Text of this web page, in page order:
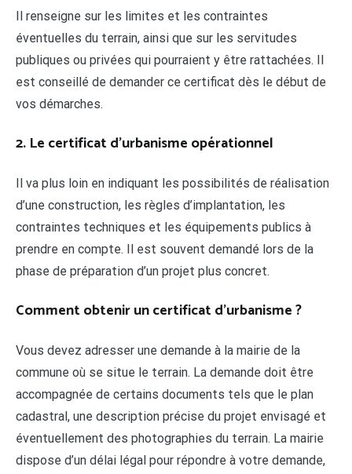
Il renseigne sur les limites et les contraintes
éventuelles du terrain, ainsi que sur les servitudes
publiques ou privées qui pourraient y être rattachées. Il
est conseillé de demander ce certificat dès le début de
vos démarches.
2. Le certificat d’urbanisme opérationnel
Il va plus loin en indiquant les possibilités de réalisation
d’une construction, les règles d’implantation, les
contraintes techniques et les équipements publics à
prendre en compte. Il est souvent demandé lors de la
phase de préparation d’un projet plus concret.
Comment obtenir un certificat d’urbanisme ?
Vous devez adresser une demande à la mairie de la
commune où se situe le terrain. La demande doit être
accompagnée de certains documents tels que le plan
cadastral, une description précise du projet envisagé et
éventuellement des photographies du terrain. La mairie
dispose d’un délai légal pour répondre à votre demande,